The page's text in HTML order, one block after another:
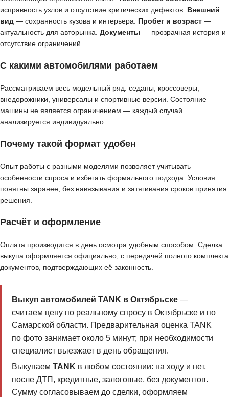
исправность узлов и отсутствие критических дефектов. Внешний
вид — сохранность кузова и интерьера. Пробег и возраст —
актуальность для авторынка. Документы — прозрачная история и
отсутствие ограничений.
С какими автомобилями работаем
Рассматриваем весь модельный ряд: седаны, кроссоверы,
внедорожники, универсалы и спортивные версии. Состояние
машины не является ограничением — каждый случай
анализируется индивидуально.
Почему такой формат удобен
Опыт работы с разными моделями позволяет учитывать
особенности спроса и избегать формального подхода. Условия
понятны заранее, без навязывания и затягивания сроков принятия
решения.
Расчёт и оформление
Оплата производится в день осмотра удобным способом. Сделка
выкупа оформляется официально, с передачей полного комплекта
документов, подтверждающих её законность.
Выкуп автомобилей TANK в Октябрьске—
считаем цену по реальному спросу в Октябрьске и по
Самарской области. Предварительная оценка TANK
по фото занимает около 5 минут; при необходимости
специалист выезжает в день обращения.
Выкупаем TANK в любом состоянии: на ходу и нет,
после ДТП, кредитные, залоговые, без документов.
Сумму согласовываем до сделки, оформляем